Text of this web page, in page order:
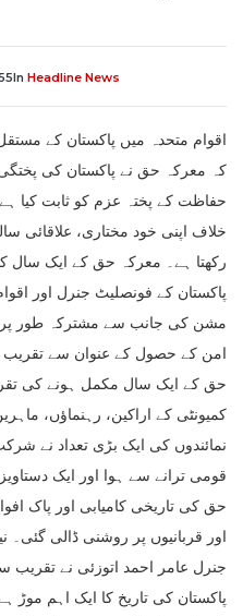
In Headline News
اقوام متحدہ میں پاکستان کے
کہ معرکہ حق نے پاکستان کی
حفاظت کے پختہ عزم کو ثابت کیا
خلاف اپنی خود مختاری، علاقائی
رکھتا ہے۔ معرکہ حق کے ایک سال
پاکستان کے فونصلیٹ جنرل اور
مشن کی جانب سے مشترکہ طور پر
امن کے حصول کے عنوان سے تقریب
حق کے ایک سال مکمل ہونے کی
کمیونٹی کے اراکین، رہنماؤں،
نمائندوں کی ایک بڑی تعداد نے
قومی ترانے سے ہوا اور ایک
حق کی تاریخی کامیابی اور پاک
اور قربانیوں پر روشنی ڈالی گئی۔
جنرل عامر احمد اتوزئی نے
پاکستان کی تاریخ کا ایک اہم موڑ